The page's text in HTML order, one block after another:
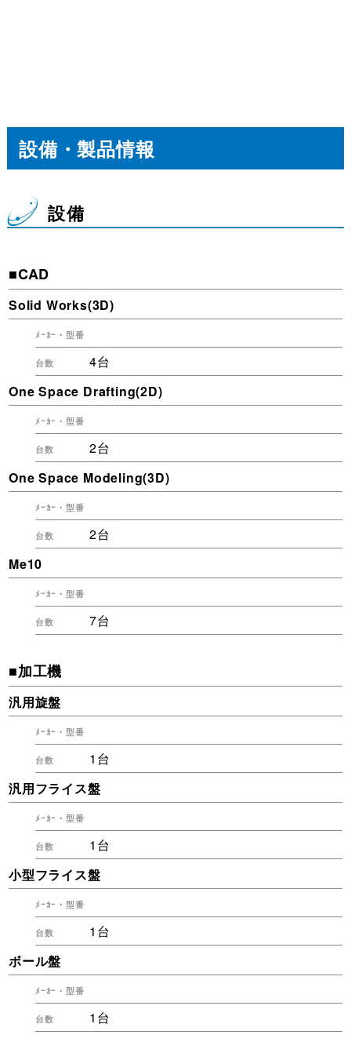
設備・製品情報
設備
■CAD
Solid Works(3D)
4台
One Space Drafting(2D)
2台
One Space Modeling(3D)
2台
Me10
7台
■加工機
汎用旋盤
1台
汎用フライス盤
1台
小型フライス盤
1台
ボール盤
1台